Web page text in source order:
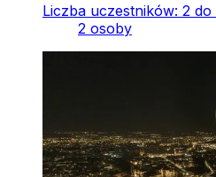
Liczba uczestników: 2
2 osoby